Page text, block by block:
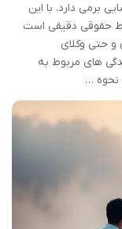
برمی دارد. با این
حقوقی دقیقی است
و حتی وکلای
های مربوط به
نحوه …